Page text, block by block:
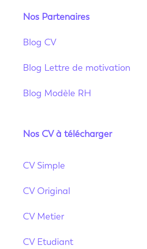
Nos Partenaires
Blog CV
Blog Lettre de motivation
Blog Modèle RH
Nos CV à télécharger
CV Simple
CV Original
CV Metier
CV Etudiant